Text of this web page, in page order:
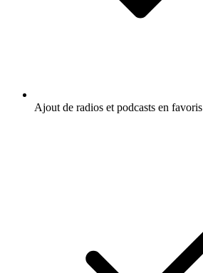
Ajout de radios et podcasts en favoris